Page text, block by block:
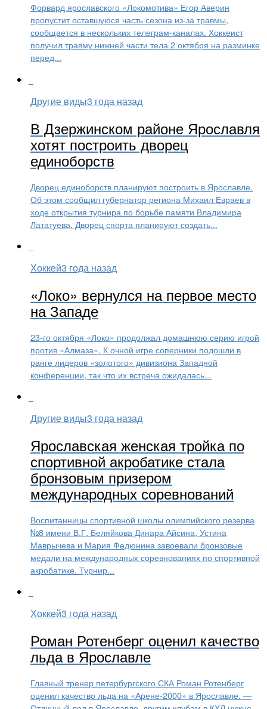
Форвард ярославского «Локомотива» Егор Аверин
пропустит оставшуюся часть сезона из-за травмы,
сообщается в нескольких телеграм-каналах. Хоккеист
получил травму нижней части тела 2 октября на разминке
перед...
Другие виды3 года назад
В Дзержинском районе Ярославля
хотят построить дворец
единоборств
Дворец единоборств планируют построить в Ярославле.
Об этом сообщил губернатор региона Михаил Евраев в
ходе открытия турнира по борьбе памяти Владимира
Лататуева. Дворец спорта планируют создать...
Хоккей3 года назад
«Локо» вернулся на первое место
на Западе
23-го октября «Локо» продолжал домашнюю серию игрой
против «Алмаза». К очной игре соперники подошли в
ранге лидеров «золотого» дивизиона Западной
конференции, так что их встреча ожидалась...
Другие виды3 года назад
Ярославская женская тройка по
спортивной акробатике стала
бронзовым призером
международных соревнований
Воспитанницы спортивной школы олимпийского резерва
№8 имени В.Г. Беляйкова Динара Айсина, Устина
Маврычева и Мария Федюнина завоевали бронзовые
медали на международных соревнованиях по спортивной
акробатике. Турнир...
Хоккей3 года назад
Роман Ротенберг оценил качество
льда в Ярославле
Главный тренер петербургского СКА Роман Ротенберг
оценил качество льда на «Арене-2000» в Ярославле. —